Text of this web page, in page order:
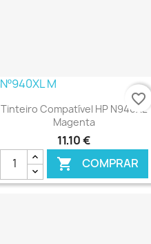
Ver+
Tinteiro Compatível HP N940XL
Magenta
11,10 €
 COMPRAR
favorite_border